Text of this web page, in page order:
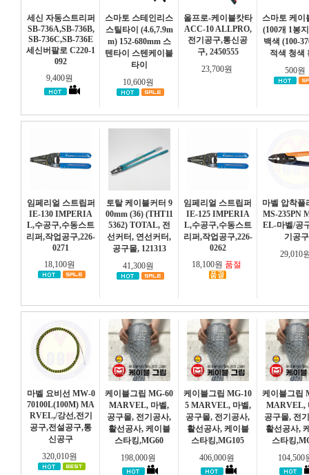
세신 자동스트리퍼
SB-736A,SB-736B,
SB-736C,SB-736E
세신버팔로 C220-1
092
9,400원
스마토 스테인리스
스틸타이 (4.6,7.9m
m) 152-680mm 스
텐타이 스텐케이블
타이
10,600원
올프로-케이블캇타
ACC-10 ALLPRO,
전기공구,통신공
구, 2450555
23,700원
스마토 케이
(100개 1봉
백색 (100-
적색 청색
500원
임페리얼 스트립퍼
IE-130 IMPERIA
L,수공구,수동스트
리퍼,작업공구,226-
0271
18,100원
토탈 케이블커터 9
00mm (36) (THT11
5362) TOTAL, 전
선커터, 연선커터,
공구몰, 121313
41,300원
임페리얼 스트립퍼
IE-125 IMPERIA
L,수공구,수동스트
리퍼,작업공구,226-
0262
18,100원 품절
마벨 압착플
MS-235PN
EL-마벨/공
기공구
29,010
마벨 요비선 MW-0
70100L(100M) MA
RVEL,/강선,전기
공구,전설공구,통
신공구
320,010원
케이블그립 MG-60
MARVEL, 마벨,
공구몰, 전기공사,
활선공사, 케이블
스타킹,MG60
198,000원
케이블그립 MG-10
5 MARVEL, 마벨,
공구몰, 전기공사,
활선공사, 케이블
스타킹,MG105
406,000원
케이블그립
MARVEL,
공구몰, 전
활선공사,
스타킹
104,500